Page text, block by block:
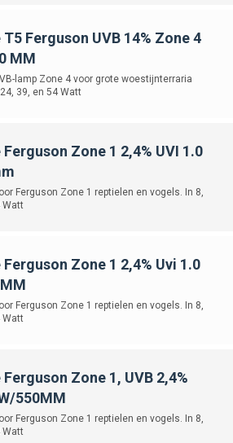
Ferguson UVB 14% Zone 4
MM
lamp Zone 4 voor grote woestijnterraria
39, en 54 Watt
Zone 1 2,4% UVI 1.0
Ferguson Zone 1 reptielen en vogels. In 8,
Watt
Zone 1 2,4% Uvi 1.0
Ferguson Zone 1 reptielen en vogels. In 8,
Watt
Zone 1, UVB 2,4%
550MM
Ferguson Zone 1 reptielen en vogels. In 8,
Watt